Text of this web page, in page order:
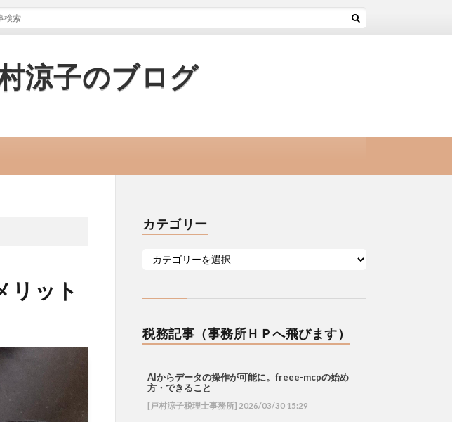
涼子のブログ
リット
カテゴリー
税務記事（事務所ＨＰへ飛びます）
AIからデータの操作が可能に。freee-mcpの始め
方・できること
[戸村涼子税理士事務所] 2026/03/30 15:29